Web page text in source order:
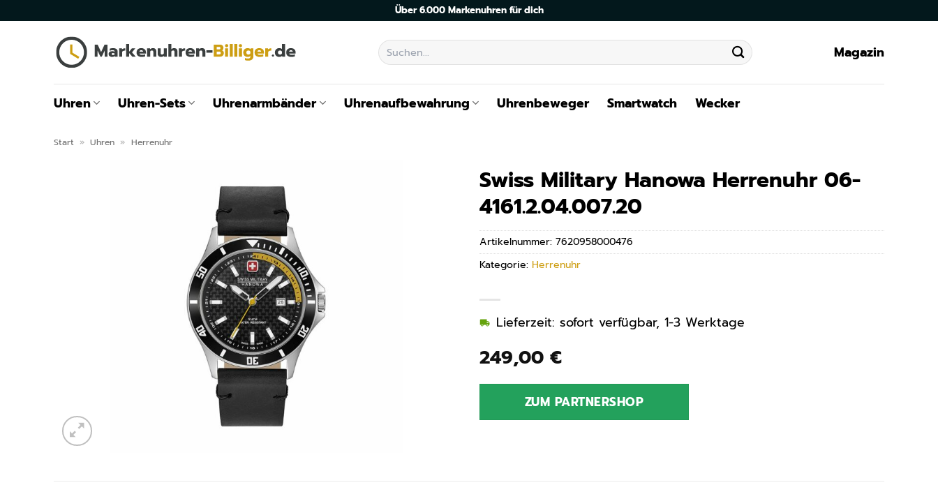
Über 6.000 Markenuhren für dich
Suchen
nach:
Magazin
Uhren Uhren-Sets Uhrenarmbänder Uhrenaufbewahrung Uhrenbeweger Smartwatch Wecker
Start » Uhren » Herrenuhr
Swiss Military Hanowa Herrenuhr 06-
4161.2.04.007.20
249,00 €
Lieferzeit: sofort verfügbar, 1-3 Werktage
ZUM PARTNERSHOP
Artikelnummer: 7620958000476
Kategorie: Herrenuhr